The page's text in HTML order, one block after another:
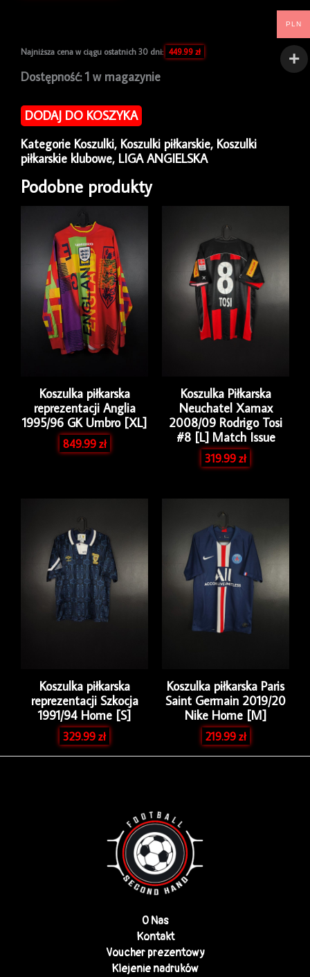
Najniższa cena w ciągu ostatnich 30 dni: 449.99 zł
Dostępność: 1 w magazynie
ilość
piłkarska
Manchester
1996/97
Third
Umbro
[XXL]
DODAJ DO KOSZYKA
Kategorie Koszulki, Koszulki piłkarskie, Koszulki
piłkarskie klubowe, LIGA ANGIELSKA
Podobne produkty
Koszulka piłkarska
reprezentacji Anglia
1995/96 GK Umbro [XL]
849.99zł
Koszulka Piłkarska
Neuchatel Xamax
2008/09 Rodrigo Tosi
#8 [L] Match Issue
319.99zł
Koszulka piłkarska
reprezentacji Szkocja
1991/94 Home [S]
329.99zł
Koszulka piłkarska Paris
Saint Germain 2019/20
Nike Home [M]
219.99zł
O Nas
Kontakt
Voucher prezentowy
Klejenie nadruków
PLN